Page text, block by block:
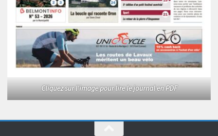
Cliquez sur l'image pour lire le journal en PDF